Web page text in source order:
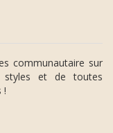
communautaire sur
et de toutes
!